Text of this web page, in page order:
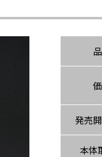
発売
本体